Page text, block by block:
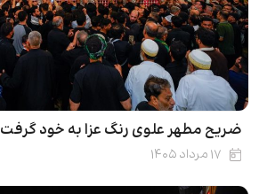
ضریح مطهر علوی رنگ عزا به خود گرفت
۱۷ مرداد ۱۴۰۵